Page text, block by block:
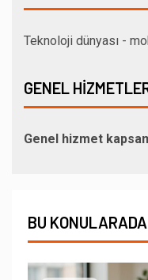
Teknoloji dünyası -
GENEL
Genel hizmet
BU